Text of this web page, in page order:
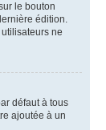
le bouton
édition.
ne
défaut à tous
ajoutée à un